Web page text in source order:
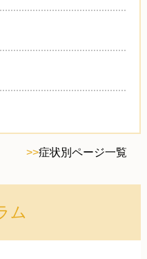
>>症状別ページ一覧
ム